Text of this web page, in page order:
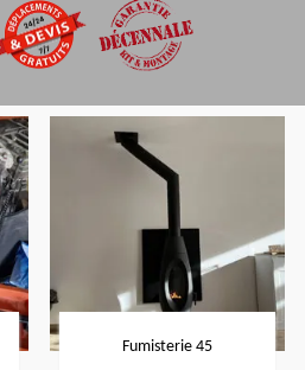
Fumisterie 45